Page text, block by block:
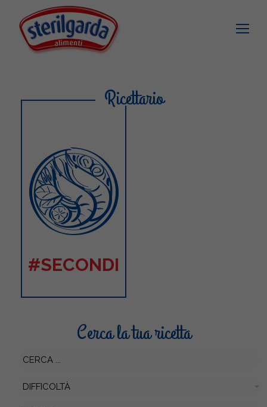
Ricettario
#SECONDI
Cerca la tua ricetta